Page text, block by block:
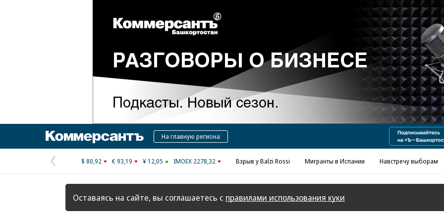
Реклама в «Ъ» www.kommersant.ru/ad
КоммерсантъНа главную региона
Предыдущая
страница
$ 80,92 € 93,19 ¥ 12,05 IMOEX 2278,32 Взрыв у Balzi Rossi Мигранты в Испании Навстречу выборам
Оставаясь на сайте, вы соглашаетесь с правилами использования куки